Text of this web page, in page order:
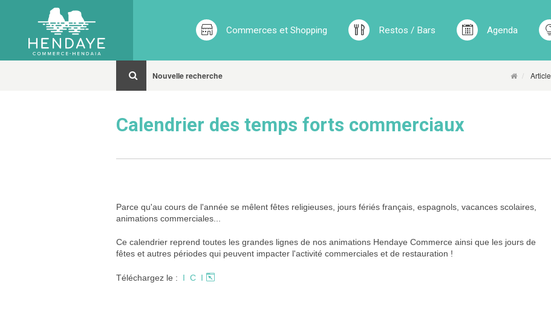
Commerces et Shopping Restos / Bars Agenda
Nouvelle recherche Article
Calendrier des temps forts commerciaux
Parce qu'au cours de l'année se mêlent fêtes religieuses, jours fériés français, espagnols, vacances scolaires,
animations commerciales...
Ce calendrier reprend toutes les grandes lignes de nos animations Hendaye Commerce ainsi que les jours de
fêtes et autres périodes qui peuvent impacter l'activité commerciales et de restauration !
Téléchargez le : I C I